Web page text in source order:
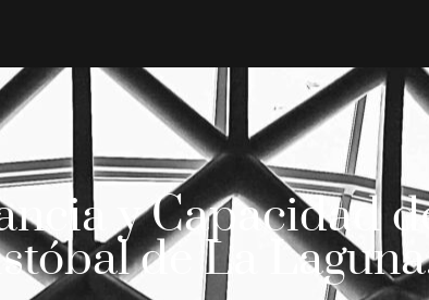
y Capacidad
de La